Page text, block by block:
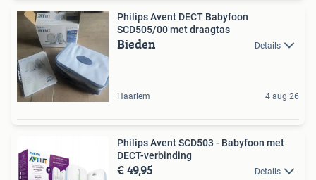
Philips Avent DECT Babyfoon
SCD505/00 met draagtas
Bieden Details
Haarlem 4 aug 26
Philips Avent SCD503 - Babyfoon met
DECT-verbinding
€ 49,95 Details